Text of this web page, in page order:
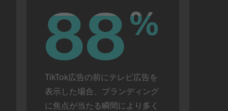
88%
88%
TikTok広告の前にテレビ広告を
表示した場合、ブランディング
に焦点が当たる瞬間により多く